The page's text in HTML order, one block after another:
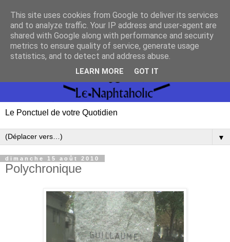
Le Ponctuel de votre Quotidien
▼
dimanche 15 août 2010
Polychronique
This site uses cookies from Google to deliver its services
and to analyze traffic. Your IP address and user-agent are
shared with Google along with performance and security
metrics to ensure quality of service, generate usage
statistics, and to detect and address abuse.
LEARN MORE GOT IT